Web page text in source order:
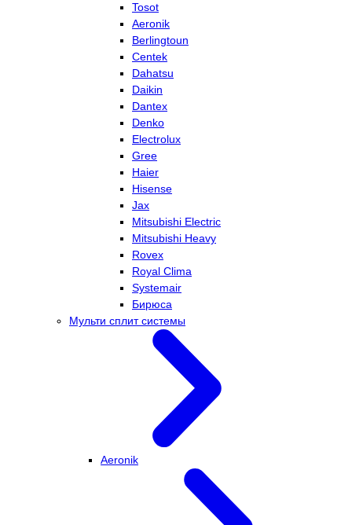
Tosot
Aeronik
Berlingtoun
Centek
Dahatsu
Daikin
Dantex
Denko
Electrolux
Gree
Haier
Hisense
Jax
Mitsubishi Electric
Mitsubishi Heavy
Rovex
Royal Clima
Systemair
Бирюса
Мульти сплит системы
Aeronik